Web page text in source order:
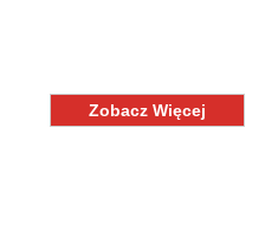
Zobacz Więcej